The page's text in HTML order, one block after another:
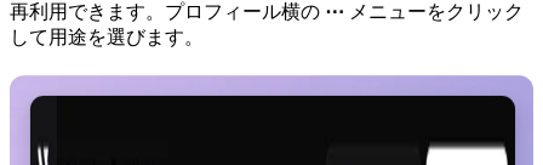
再利用できます。プロフィール横の ⋯ メニューをクリック
して用途を選びます。